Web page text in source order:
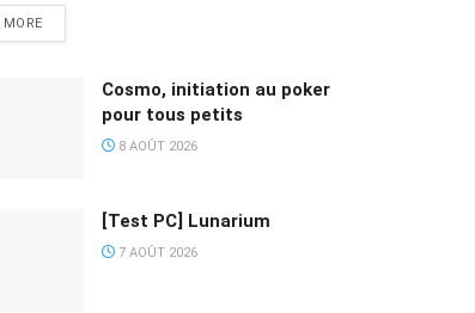
MORE
Cosmo, initiation au poker
pour tous petits
8 AOÛT 2026
[Test PC] Lunarium
7 AOÛT 2026